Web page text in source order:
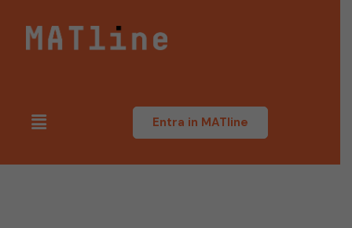
Entra in MATline